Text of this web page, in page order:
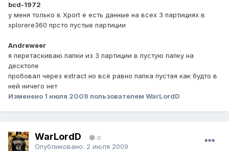
bcd-1972
у меня только в Xport e есть данные на всех 3 партициях в
xplorere360 прсто пустые партиции
Andreweer
я перетаскиваю папки из 3 партиции в пустую папку на
десктопе
пробовал через ехtract но всё равно папка пустая как будто в
ней ничего нет
Изменено 1 июля 2009 пользователем WarLordD
WarLordD 0
Опубликовано: 2 июля 2009